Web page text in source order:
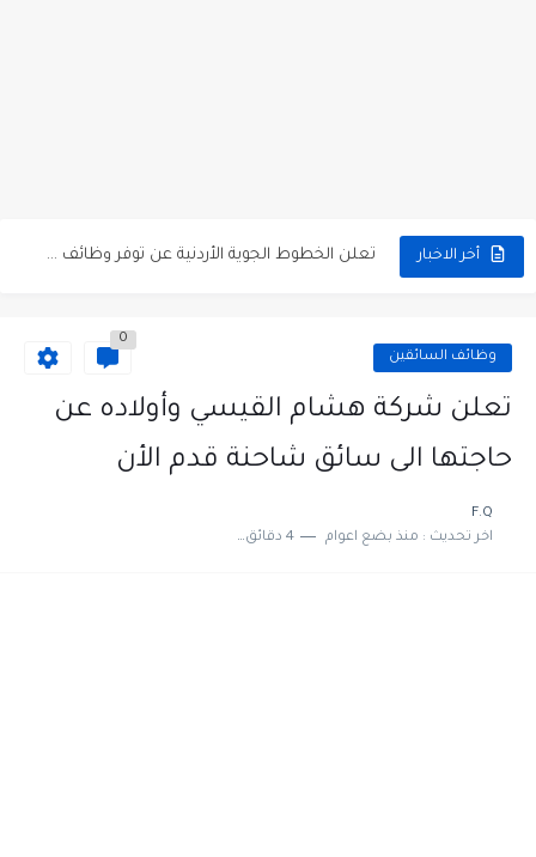
أخر الاخبار تعلن الخطوط الجوية الأردنية عن توفر وظائف شاغرة لمضيفي طيران
مطلوب عامل نظافة عدد 2 بدوام كامل او جزئي في... وظائف السائقين
0
تعلن شركة هشام القيسي وأولاده عن
حاجتها الى سائق شاحنة قدم الأن
F.Q
اخر تحديث : منذ بضع اعوام 4 دقائق للقراءة